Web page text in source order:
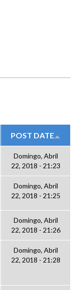
POST DATE
Domingo, Abril
22, 2018 - 21:23
Domingo, Abril
22, 2018 - 21:25
Domingo, Abril
22, 2018 - 21:26
Domingo, Abril
22, 2018 - 21:28